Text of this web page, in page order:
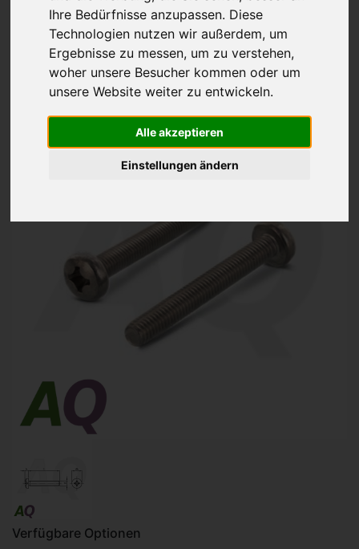
Ihre Bedürfnisse anzupassen. Diese
Technologien nutzen wir außerdem, um
Ergebnisse zu messen, um zu verstehen,
woher unsere Besucher kommen oder um
unsere Website weiter zu entwickeln.
Alle akzeptieren
Einstellungen ändern
LinsenschraubenDIN 7985
EDELSTAHL V2A
ab 4,53€
inkl. 19% MwSt. zzgl.Versand
Verfügbare Optionen